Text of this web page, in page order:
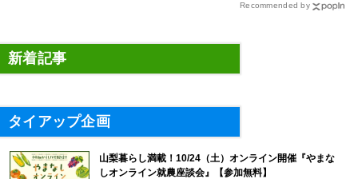
Recommended by
新着記事
タイアップ企画
山梨暮らし満載！10/24（土）オンライン開催『やまな
しオンライン就農座談会』【参加無料】